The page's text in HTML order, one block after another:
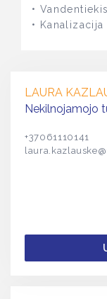
•
•
LAURA
Nekilnojamojo
+37061110141